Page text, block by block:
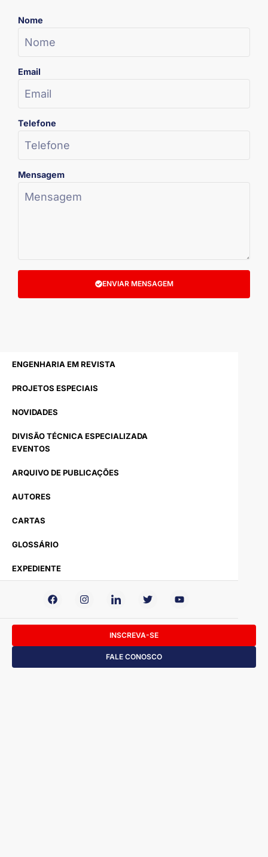
Nome
Email
Telefone
Mensagem
ENVIAR MENSAGEM
ENGENHARIA EM REVISTA
PROJETOS ESPECIAIS
NOVIDADES
DIVISÃO TÉCNICA ESPECIALIZADA
EVENTOS
ARQUIVO DE PUBLICAÇÕES
AUTORES
CARTAS
GLOSSÁRIO
EXPEDIENTE
INSCREVA-SE
FALE CONOSCO